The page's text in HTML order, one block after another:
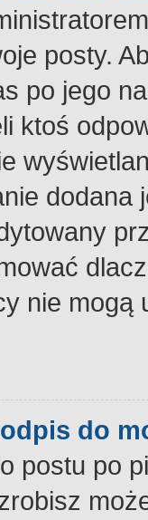
posty.
po jego
ktoś
dodana
nie
do
postu po